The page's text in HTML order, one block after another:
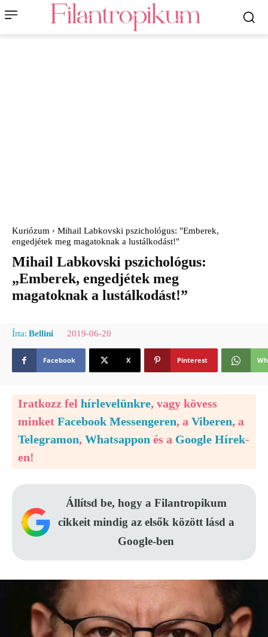
Kuriózum
Mihail Labkovski pszichológus: "Emberek,
engedjétek meg magatoknak a lustálkodást!"
Mihail Labkovski pszichológus:
„Emberek, engedjétek meg
magatoknak a lustálkodást!”
Írta: Bellini 2019-06-20
Facebook X Pinterest
Iratkozz fel hírlevelünkre, vagy kövess
minket Facebook Messengeren, a Viberen, a
Telegramon, Whatsappon és a Google Hírek-
en!
Állítsd be, hogy a Filantropikum
cikkeit mindig az elsők között lásd a
Google-ben